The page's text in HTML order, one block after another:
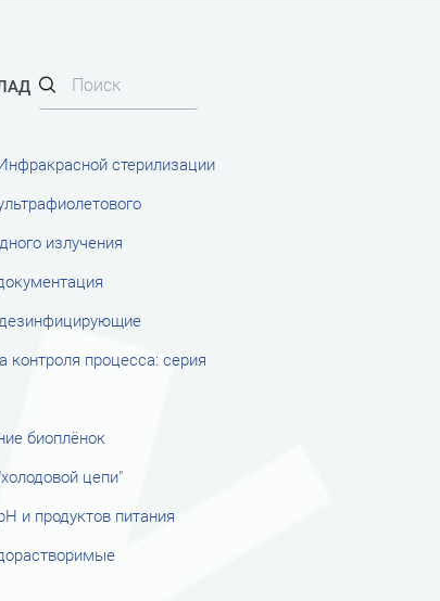
стерилизации
излучения
контроля процесса: серия
биоплёнок
цепи"
и продуктов питания